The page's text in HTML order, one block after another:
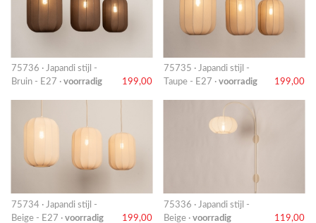
75736 · Japandi stijl -
Bruin - E27 · voorradig 199,00
75735 · Japandi stijl -
Taupe - E27 · voorradig 199,00
75734 · Japandi stijl -
Beige - E27 · voorradig 199,00
75336 · Japandi stijl -
Beige · voorradig 119,00